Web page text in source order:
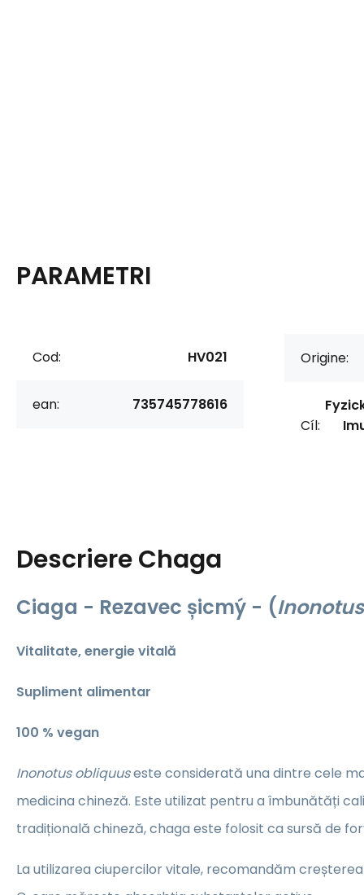
PARAMETRI
Cod: HV021
ean: 735745778616
Origine:
Cíl:
DescriereChaga
Ciaga - Rezavec șicmý - (
Vitalitate, energie vitală
Supliment alimentar
100 % vegan
Inonotus obliquuseste considerată una dintre cele
medicina chineză. Este utilizat pentru a îmbunătăți
tradițională chineză, chaga este folosit ca sursă de
La utilizarea ciupercilor vitale, recomandăm